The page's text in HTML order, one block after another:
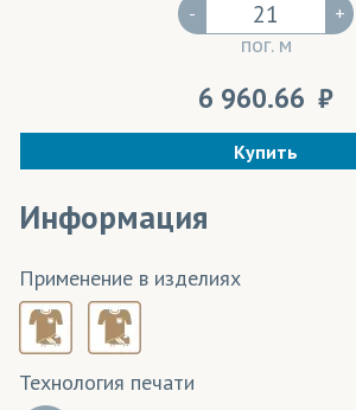
-
пог. м
+
6 960.66
Купить
Информация
Применение в изделиях
Технология печати